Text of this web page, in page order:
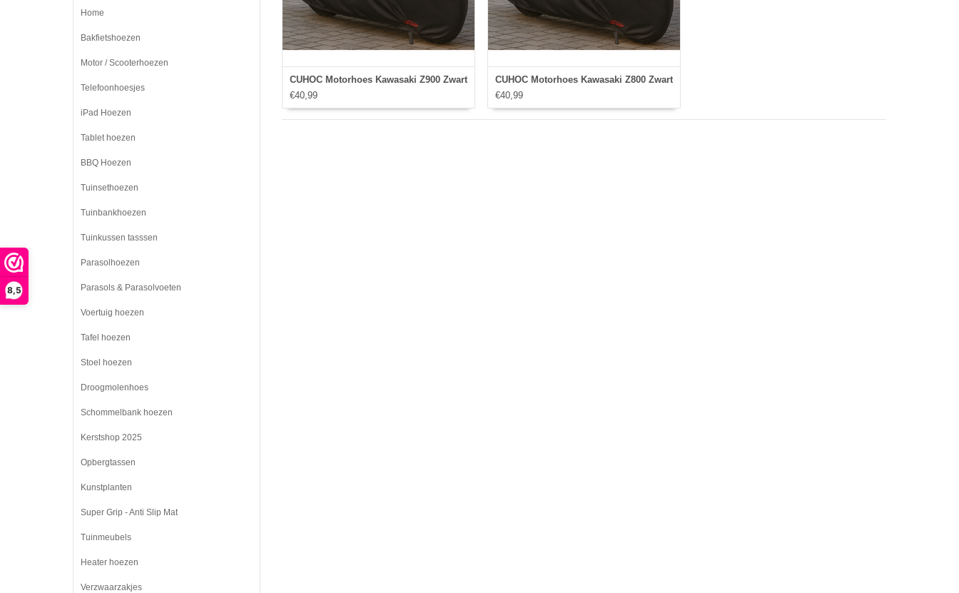
8,5
CUHOC Motorhoes Kawasaki Z900 Zwart
€40,99
CUHOC Motorhoes Kawasaki Z800 Zwart
€40,99
Home
Bakfietshoezen
Motor / Scooterhoezen
Telefoonhoesjes
iPad Hoezen
Tablet hoezen
BBQ Hoezen
Tuinsethoezen
Tuinbankhoezen
Tuinkussen tasssen
Parasolhoezen
Parasols & Parasolvoeten
Voertuig hoezen
Tafel hoezen
Stoel hoezen
Droogmolenhoes
Schommelbank hoezen
Kerstshop 2025
Opbergtassen
Kunstplanten
Super Grip - Anti Slip Mat
Tuinmeubels
Heater hoezen
Verzwaarzakjes